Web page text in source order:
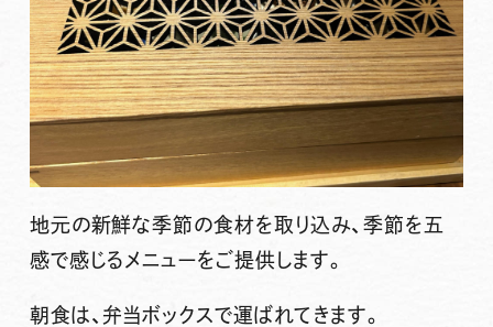
地元の新鮮な季節の食材を取り込み、季節を五
感で感じるメニューをご提供します。
朝食は、弁当ボックスで運ばれてきます。